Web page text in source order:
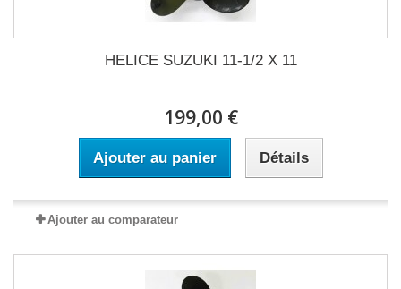
HELICE SUZUKI 11-1/2 X 11
199,00 €
Ajouter au panier Détails
Ajouter au comparateur